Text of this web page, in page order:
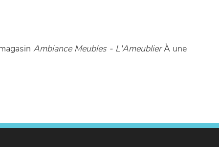
Ambiance Meubles - L'AmeublierÀ une